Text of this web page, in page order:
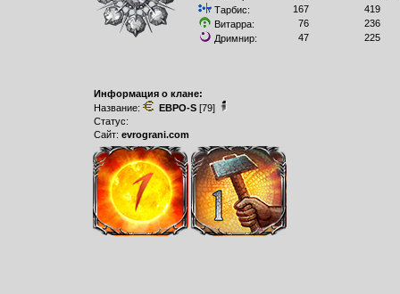
Тарбис:
167
419
Витарра:
76
236
Дримнир:
47 225
Информация о клане:
Название:
ЕВРО-S[79]
Статус:
Сайт: evrograni.com